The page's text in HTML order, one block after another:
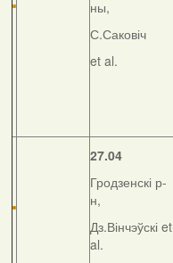
ны,
С.Саковіч
et al.
27.04
Гродзенскі р-
н,
Дз.Вінчэўскі et
al.